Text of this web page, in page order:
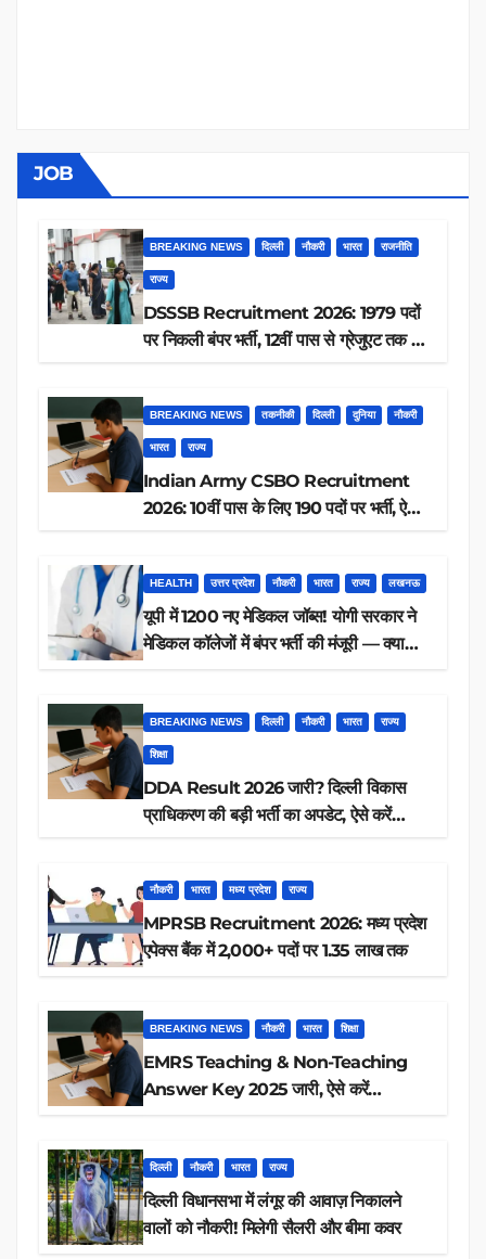
JOB
BREAKING NEWS दिल्ली नौकरी भारत राजनीति
राज्य
DSSSB Recruitment 2026: 1979 पदों
पर निकली बंपर भर्ती, 12वीं पास से ग्रेजुएट तक करें
BREAKING NEWS तकनीकी दिल्ली दुनिया नौकरी
भारत राज्य
Indian Army CSBO Recruitment
2026: 10वीं पास के लिए 190 पदों पर भर्ती, ऐसे
HEALTH उत्तर प्रदेश नौकरी भारत राज्य लखनऊ
यूपी में 1200 नए मेडिकल जॉब्स! योगी सरकार ने
मेडिकल कॉलेजों में बंपर भर्ती की मंजूरी — क्या
BREAKING NEWS दिल्ली नौकरी भारत राज्य
शिक्षा
DDA Result 2026 जारी? दिल्ली विकास
प्राधिकरण की बड़ी भर्ती का अपडेट, ऐसे करें
नौकरी भारत मध्य प्रदेश राज्य
MPRSB Recruitment 2026: मध्य प्रदेश
एपेक्स बैंक में 2,000+ पदों पर 1.35 लाख तक
BREAKING NEWS नौकरी भारत शिक्षा
EMRS Teaching & Non-Teaching
Answer Key 2025 जारी, ऐसे करें
दिल्ली नौकरी भारत राज्य
दिल्ली विधानसभा में लंगूर की आवाज़ निकालने
वालों को नौकरी! मिलेगी सैलरी और बीमा कवर